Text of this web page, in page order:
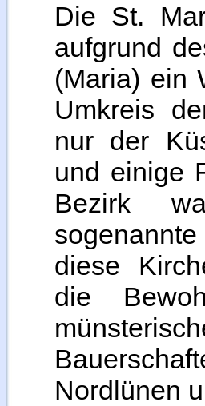
Die St.
aufgrund
(Maria) ein
Umkreis
nur der
und einige
Bezirk
diese
die
Nordlünen